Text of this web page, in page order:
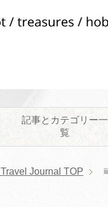
記事とカテゴリー一
覧
Journal TOP